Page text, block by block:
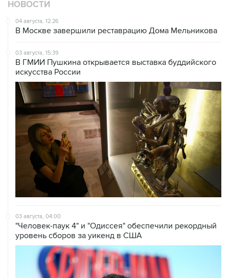
НОВОСТИ
04 августа, 12:26
В Москве завершили реставрацию Дома Мельникова
03 августа, 15:39
В ГМИИ Пушкина открывается выставка буддийского
искусства России
03 августа, 04:00
"Человек-паук 4" и "Одиссея" обеспечили рекордный
уровень сборов за уикенд в США